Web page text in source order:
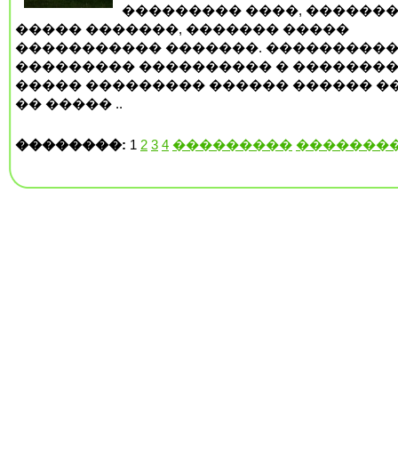
��������� ����,
����� �������, ������� �����
����������� �������. ����������
��������� ���������� � ��������
����� ��������� ������ ������
�� ����� ..
��������: 1 2 3 4 ���������